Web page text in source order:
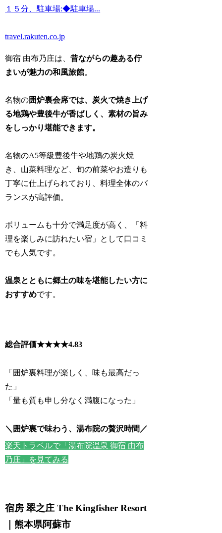
１５分、駐車場:◆駐車場...
travel.rakuten.co.jp
御宿 由布乃庄は、昔ながらの趣ある佇
まいが魅力の和風旅館。
名物の囲炉裏会席では、炭火で焼き上げ
る地鶏や豊後牛が香ばしく、素材の旨み
をしっかり堪能できます。
名物のA5等級豊後牛や地鶏の炭火焼
き、山菜料理など、旬の前菜やお造りも
丁寧に仕上げられており、料理全体のバ
ランスが高評価。
ボリュームも十分で満足度が高く、「料
理を楽しみに訪れたい宿」として口コミ
でも人気です。
温泉とともに郷土の味を堪能したい方に
おすすめです。
総合評価★★★★4.83
「囲炉裏料理が楽しく、味も最高だっ
た」
「量も質も申し分なく満腹になった」
＼囲炉裏で味わう、湯布院の贅沢時間／
楽天トラベルで「湯布院温泉 御宿 由布
乃庄」を見てみる
宿房 翠之庄 The Kingfisher Resort
｜熊本県阿蘇市